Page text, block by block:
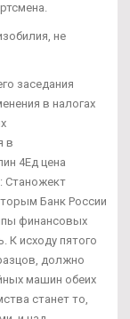
не
заседания
в налогах
в
4Ед цена
Станожект
Банк России
финансовых
К исходу пятого
должно
машин обеих
станет то,